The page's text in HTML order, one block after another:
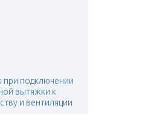
при подключении
вытяжки к
и вентиляции